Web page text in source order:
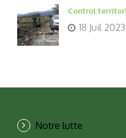
Control
18 Juil 2023
Notre lutte